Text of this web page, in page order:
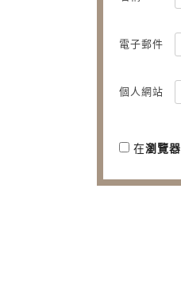
電子郵件
個人網站
在瀏覽器